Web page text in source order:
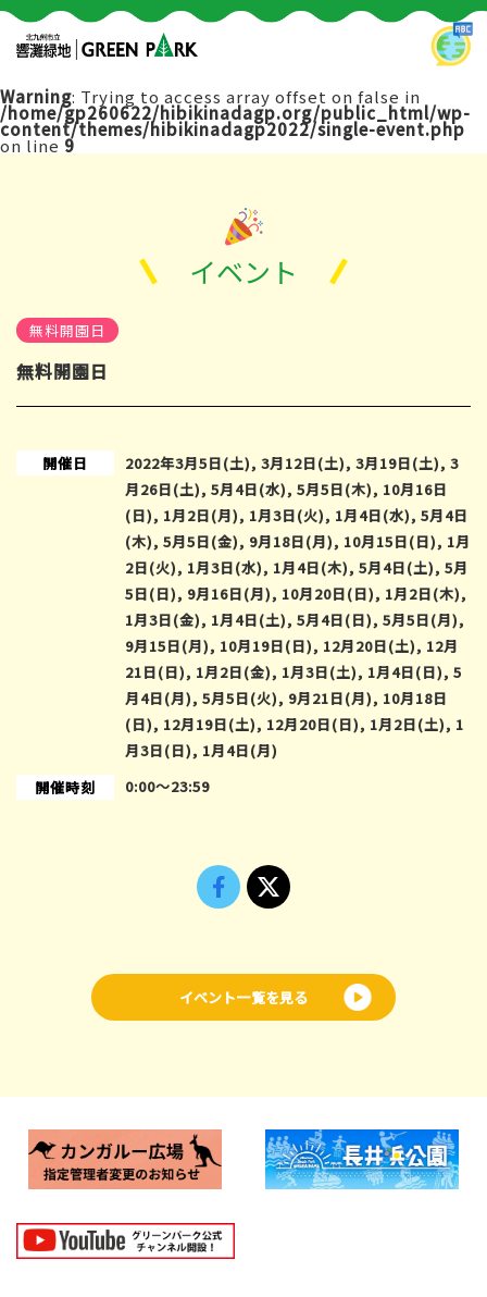
Warning: Trying to access array offset on false in
/home/gp260622/hibikinadagp.org/public_html/wp-
content/themes/hibikinadagp2022/single-event.php
on line 9
イベント
無料開園日
無料開園日
開催日
2022年3月5日(土), 3月12日(土), 3月19日(土), 3
月26日(土), 5月4日(水), 5月5日(木), 10月16日
(日), 1月2日(月), 1月3日(火), 1月4日(水), 5月4日
(木), 5月5日(金), 9月18日(月), 10月15日(日), 1月
2日(火), 1月3日(水), 1月4日(木), 5月4日(土), 5月
5日(日), 9月16日(月), 10月20日(日), 1月2日(木),
1月3日(金), 1月4日(土), 5月4日(日), 5月5日(月),
9月15日(月), 10月19日(日), 12月20日(土), 12月
21日(日), 1月2日(金), 1月3日(土), 1月4日(日), 5
月4日(月), 5月5日(火), 9月21日(月), 10月18日
(日), 12月19日(土), 12月20日(日), 1月2日(土), 1
月3日(日), 1月4日(月)
開催時刻
0:00〜23:59
イベント一覧を見る